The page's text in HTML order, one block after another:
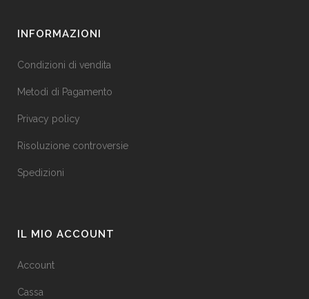
INFORMAZIONI
Condizioni di vendita
Metodi di Pagamento
Privacy policy
Risoluzione controversie
Spedizioni
IL MIO ACCOUNT
Account
Cassa